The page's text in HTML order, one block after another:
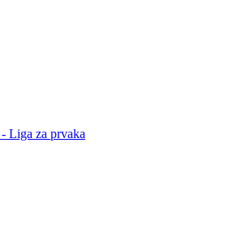
Liga za prvaka